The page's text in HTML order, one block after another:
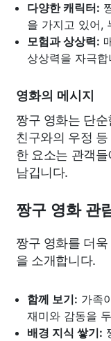
다양한 캐릭터:
을 가지고 있어,
모험과 상상력:
상상력을 자극합
영화의 메시지
짱구 영화는 단
친구와의 우정
한 요소는 관객
남깁니다.
짱구 영화 관
짱구 영화를 더
을 소개합니다.
함께 보기: 가족
재미와 감동을
배경 지식 쌓기: